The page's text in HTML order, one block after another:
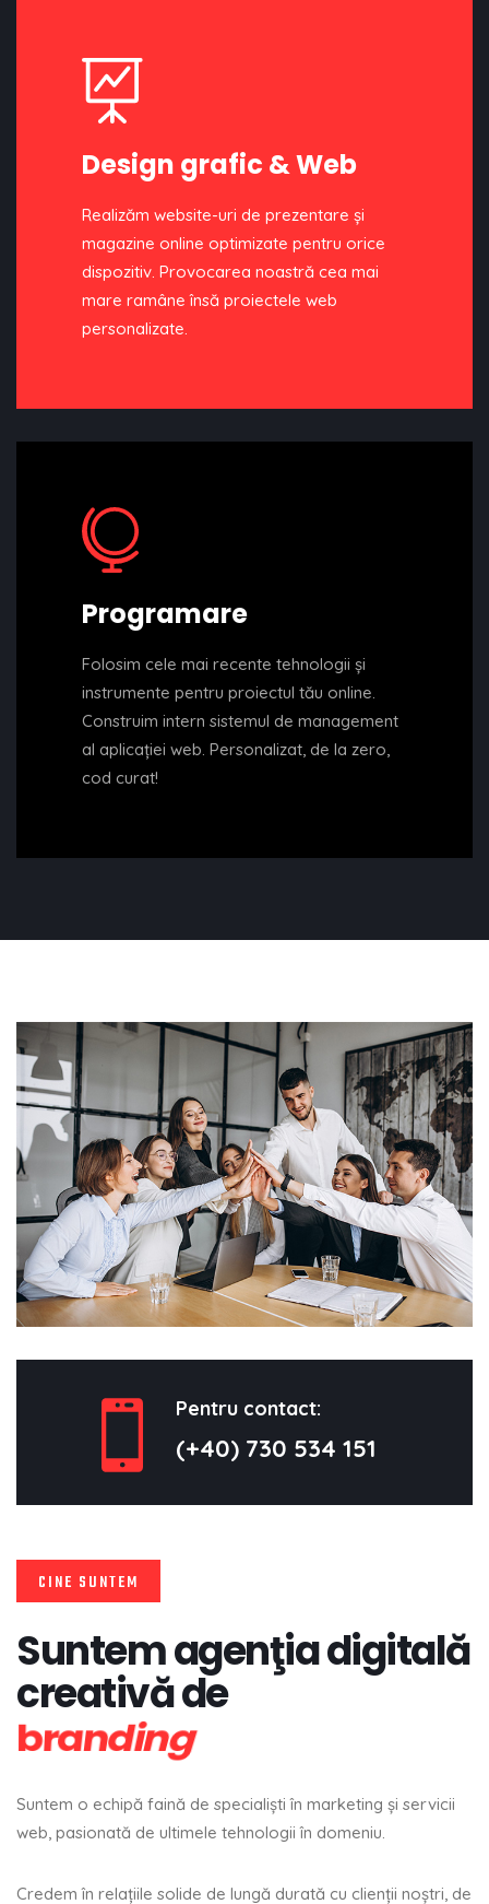
Design grafic & Web
Realizăm website-uri de prezentare şi
magazine online optimizate pentru orice
dispozitiv. Provocarea noastră cea mai
mare ramâne însă proiectele web
personalizate.
Programare
Folosim cele mai recente tehnologii şi
instrumente pentru proiectul tău online.
Construim intern sistemul de management
al aplicației web. Personalizat, de la zero,
cod curat!
Pentru contact:
(+40) 730 534 151
CINE SUNTEM
Suntem agenţia digitală
creativă de
marketing
Suntem o echipă faină de specialişti în marketing şi servicii
web, pasionată de ultimele tehnologii în domeniu.
Credem în relaţiile solide de lungă durată cu clienţii noştri, de